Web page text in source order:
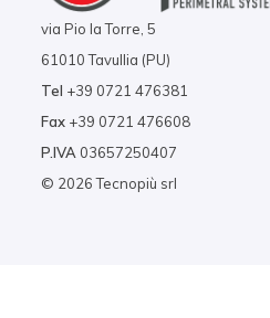
via Pio la Torre, 5
61010 Tavullia (PU)
Tel +39 0721 476381
Fax +39 0721 476608
P.IVA 03657250407
© 2026 Tecnopiù srl